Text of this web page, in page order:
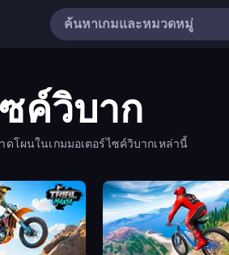
ค์วิบาก
โผนในเกมมอเตอร์ไซค์วิบากเหล่านี้